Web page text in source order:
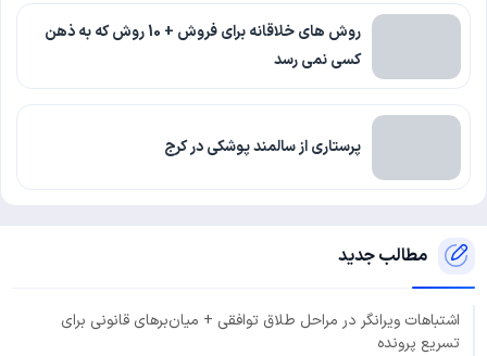
روش های خلاقانه برای فروش + 10 روش که به ذهن
کسی نمی رسد
پرستاری از سالمند پوشکی در کرج
مطالب جدید
اشتباهات ویرانگر در مراحل طلاق توافقی + میان‌برهای قانونی برای
تسریع پرونده